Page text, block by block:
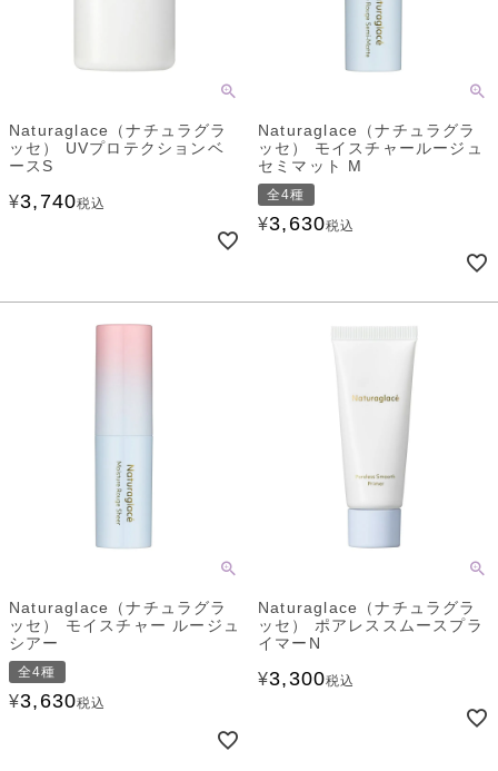
Naturaglace（ナチュラグラ
ッセ） UVプロテクションベ
ースS
¥3,740税込
Naturaglace（ナチュラグラ
ッセ） モイスチャールージュ
セミマット M
全4種
¥3,630税込
Naturaglace（ナチュラグラ
ッセ） モイスチャー ルージュ
シアー
全4種
¥3,630税込
Naturaglace（ナチュラグラ
ッセ） ポアレススムースプラ
イマーN
¥3,300税込